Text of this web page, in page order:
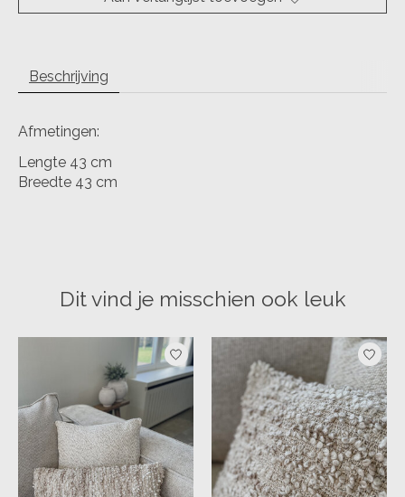
Beschrijving
Afmetingen:
Lengte 43 cm
Breedte 43 cm
Dit vind je misschien ook leuk
Items van productcarrousel